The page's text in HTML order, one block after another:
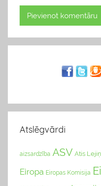
Atslēgvārdi
aizsardzība ASV Atis
Eiropa Eiropas Komisija